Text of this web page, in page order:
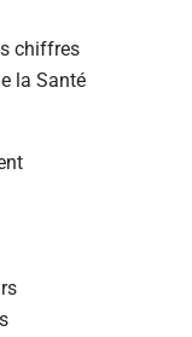
chiffres
la Santé